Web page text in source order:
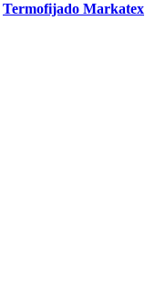
Termofijado Markatex